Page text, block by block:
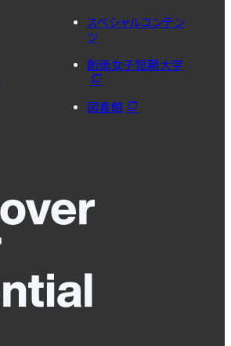
スペシャルコンテン
ツ
創価女子短期大学
図書館